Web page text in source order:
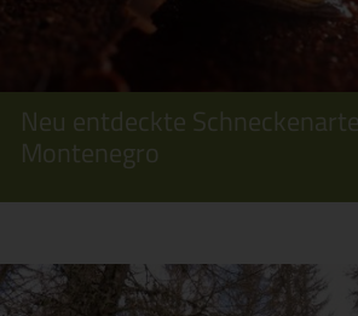
Neu entdeckte
Montenegro